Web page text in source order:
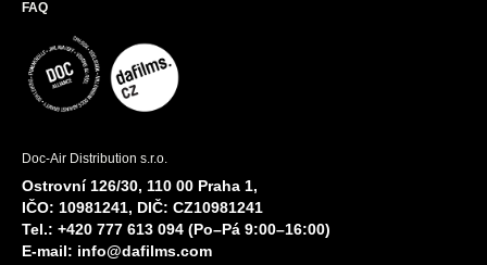
FAQ
Doc-Air Distribution s.r.o.
Ostrovní 126/30, 110 00 Praha 1,
IČO: 10981241, DIČ: CZ10981241
Tel.: +420 777 613 094 (Po–Pá 9:00–16:00)
E-mail: info@dafilms.com